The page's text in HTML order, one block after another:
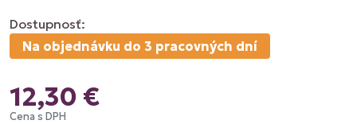
Dostupnosť:
Na objednávku do 3 pracovných dní
12,30 €
Cena s DPH